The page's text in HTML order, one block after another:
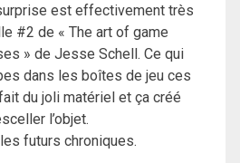
est effectivement très
#2 de « The art of game
» de Jesse Schell. Ce qui
dans les boîtes de jeu ces
du joli matériel et ça créé
l’objet.
futurs chroniques.